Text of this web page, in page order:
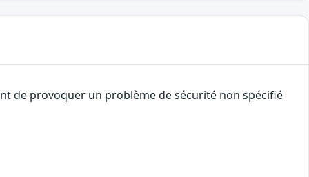
de provoquer un problème de sécurité non spécifié